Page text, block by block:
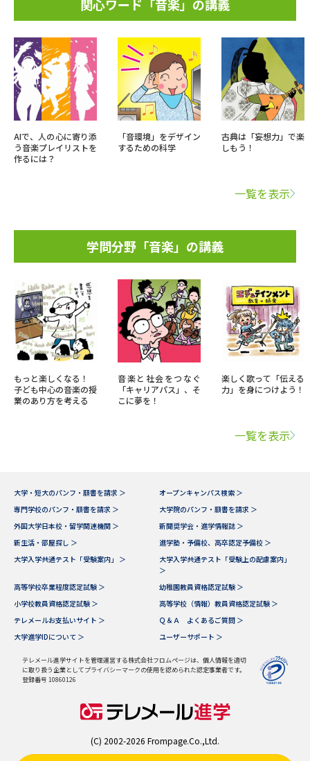
関心ワード「音楽」の講義
AIで、人の心に寄り添
う音楽プレイリストを
作るには？
「音環境」をデザイン
するための科学
古典は「妄想力」で楽
しもう！
一覧を表示
学問分野「音楽」の講義
もっと楽しくなる！
子ども中心の音楽の授
業のあり方を考える
音楽と社会をつなぐ
「キャリアパス」、そ
こに夢を！
楽しく歌って「伝える
力」を身につけよう！
一覧を表示
大学・短大のパンフ・願書を請求 ＞
オープンキャンパス検索 ＞
専門学校のパンフ・願書を請求 ＞
大学院のパンフ・願書を請求 ＞
外国大学日本校・留学関連機関 ＞
新聞奨学会・進学情報誌 ＞
新生活・部屋探し ＞
進学塾・予備校、高卒認定予備校 ＞
大学入学共通テスト「受験案内」 ＞
大学入学共通テスト「受験上の配慮案内」
＞
高等学校卒業程度認定試験 ＞
幼稚園教員資格認定試験 ＞
小学校教員資格認定試験 ＞
高等学校（情報）教員資格認定試験 ＞
テレメールお支払いサイト ＞
Ｑ＆Ａ よくあるご質問 ＞
大学進学IDについて ＞
ユーザーサポート ＞
テレメール進学サイトを管理運営する株式会社フロムページは、個人情報を適切
に取り扱う企業としてプライバシーマークの使用を認められた認定事業者です。
登録番号 10860126
(C) 2002-2026 Frompage.Co.,Ltd.